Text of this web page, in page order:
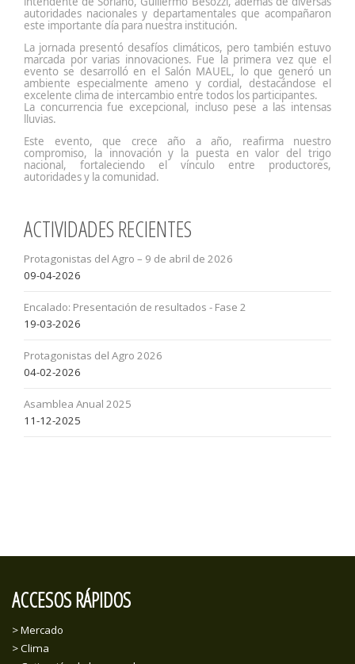
autoridades nacionales y departamentales que acompañaron
este importante día para nuestra institución.
La jornada presentó desafíos climáticos, pero también estuvo
marcada por varias innovaciones. Fue la primera vez que el
evento se desarrolló en el Salón MAUEL, lo que generó un
ambiente especialmente ameno y cordial, destacándose el
excelente clima de intercambio entre todos los participantes.
La concurrencia fue excepcional, incluso pese a las intensas
lluvias.
Este evento, que crece año a año, reafirma nuestro
compromiso, la innovación y la puesta en valor del trigo
nacional, fortaleciendo el vínculo entre productores,
autoridades y la comunidad.
ACTIVIDADES RECIENTES
Protagonistas del Agro – 9 de abril de 2026
09-04-2026
Encalado: Presentación de resultados - Fase 2
19-03-2026
Protagonistas del Agro 2026
04-02-2026
Asamblea Anual 2025
11-12-2025
ACCESOS RÁPIDOS
> Mercado
> Clima